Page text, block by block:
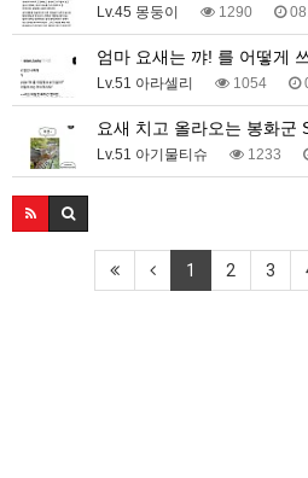
Lv.45 몽둥이 1290
엄마 요새는 꺄! 를 어떻게
Lv.51 아라셀리 1054
요새 치고 올라오는 봉화군
Lv.51 아기물티슈 1233
1 2 3